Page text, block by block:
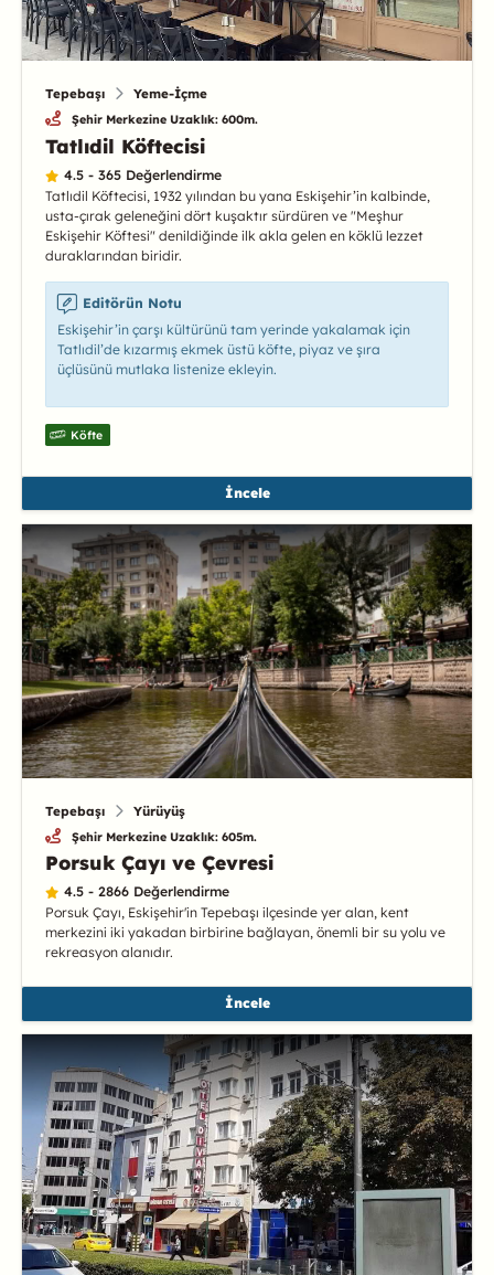
Tepebaşı Yeme-İçme
Şehir Merkezine Uzaklık: 600m.
Tatlıdil Köftecisi
4.5 - 365 Değerlendirme
Tatlıdil Köftecisi, 1932 yılından bu yana Eskişehir’in kalbinde,
usta-çırak geleneğini dört kuşaktır sürdüren ve "Meşhur
Eskişehir Köftesi" denildiğinde ilk akla gelen en köklü lezzet
duraklarından biridir.
Editörün Notu
Eskişehir’in çarşı kültürünü tam yerinde yakalamak için
Tatlıdil’de kızarmış ekmek üstü köfte, piyaz ve şıra
üçlüsünü mutlaka listenize ekleyin.
Köfte
İncele
Tepebaşı Yürüyüş
Şehir Merkezine Uzaklık: 605m.
Porsuk Çayı ve Çevresi
4.5 - 2866 Değerlendirme
Porsuk Çayı, Eskişehir'in Tepebaşı ilçesinde yer alan, kent
merkezini iki yakadan birbirine bağlayan, önemli bir su yolu ve
rekreasyon alanıdır.
İncele